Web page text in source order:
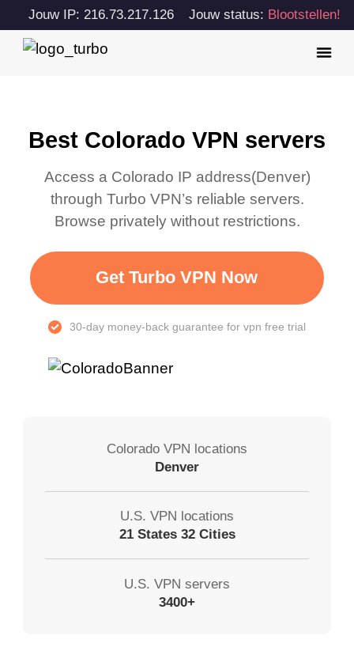
Jouw IP: 216.73.217.126 Jouw status: Blootstellen!
Best Colorado VPN servers
Access a Colorado IP address(Denver)
through Turbo VPN’s reliable servers.
Browse privately without restrictions.
Get Turbo VPN Now
30-day money-back guarantee for vpn free trial
Colorado VPN locations
Denver
U.S. VPN locations
21 States 32 Cities
U.S. VPN servers
3400+